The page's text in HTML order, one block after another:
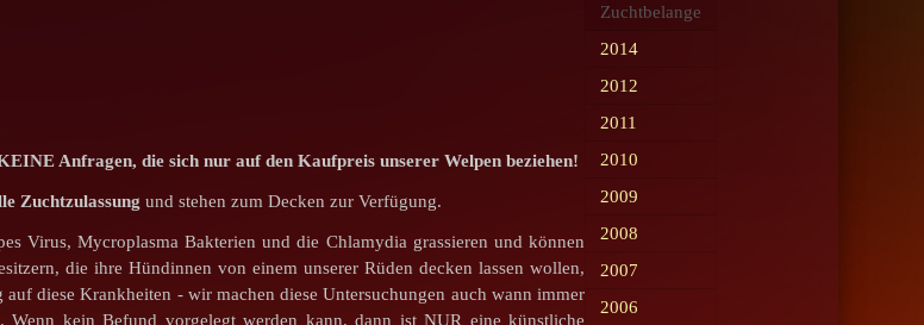
Zuchtbelange
2014
2012
2011
2010
2009
2008
2007
2006
Anfragen, die sich nur auf den Kaufpreis unserer Welpen beziehen!
Zuchtzulassung und stehen zum Decken zur Verfügung.
Virus, Mycroplasma Bakterien und die Chlamydia grassieren und können
die ihre Hündinnen von einem unserer Rüden decken lassen wollen,
diese Krankheiten - wir machen diese Untersuchungen auch wann immer
kein Befund vorgelegt werden kann, dann ist NUR eine künstliche